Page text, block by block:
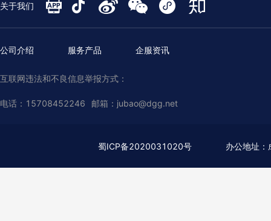
关于我们
公司介绍 服务产品 企服资讯
互联网违法和不良信息举报方式：
电话：15708452246 邮箱：jubao@dgg.net
蜀ICP备2020031020号 办公地址